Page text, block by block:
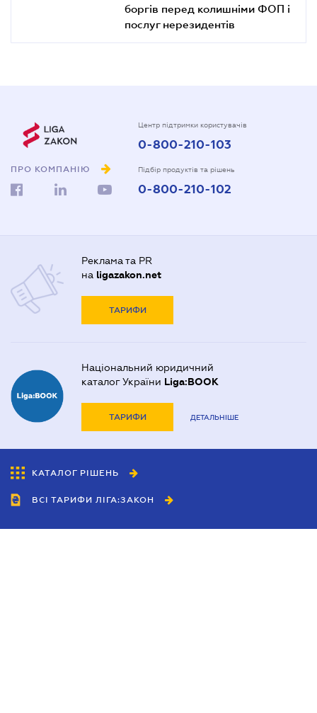
боргів перед колишніми ФОП і
послуг нерезидентів
ПРО КОМПАНІЮ
Центр підтримки користувачів
0-800-210-103
Підбір продуктів та рішень
0-800-210-102
Реклама та PR
на ligazakon.net
ТАРИФИ
Національний юридичний
каталог України Liga:BOOK
ТАРИФИ ДЕТАЛЬНІШЕ
КАТАЛОГ РІШЕНЬ
ВСІ ТАРИФИ ЛІГА:ЗАКОН